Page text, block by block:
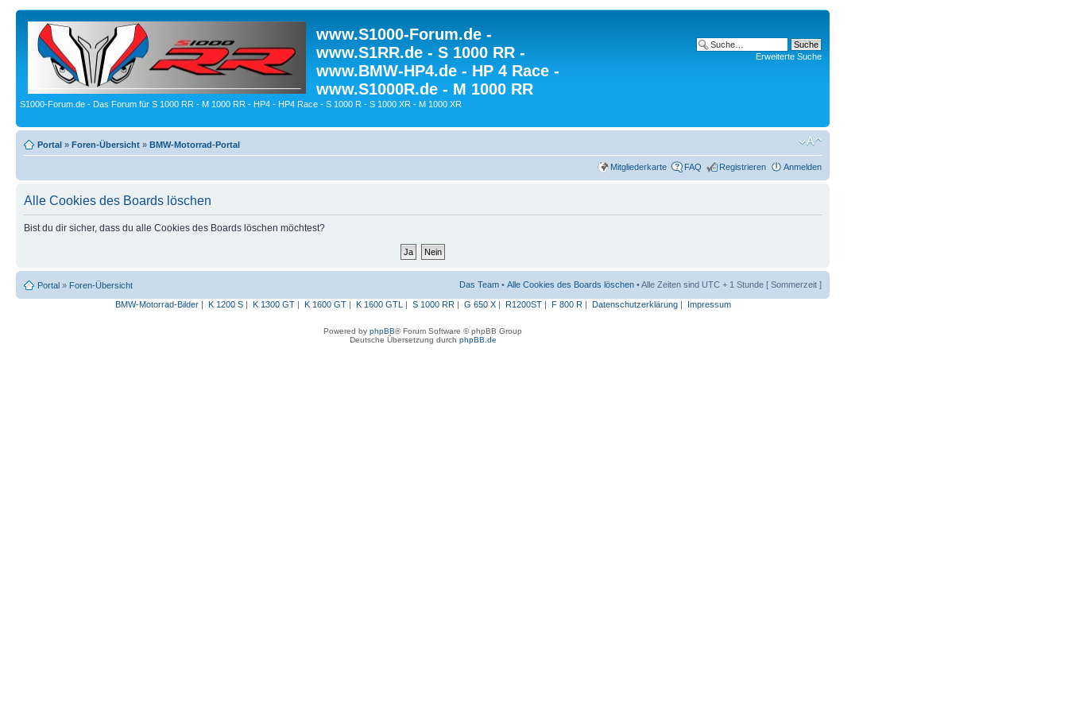
www.S1000-Forum.de -
www.S1RR.de - S 1000 RR -
www.BMW-HP4.de - HP 4 Race -
www.S1000R.de - M 1000 RR
S1000-Forum.de - Das Forum für S 1000 RR - M 1000 RR - HP4 - HP4 Race - S 1000 R - S 1000 XR - M 1000 XR
Erweiterte Suche
Portal » Foren-Übersicht » BMW-Motorrad-Portal
Mitgliederkarte FAQ Registrieren Anmelden
Alle Cookies des Boards löschen
Bist du dir sicher, dass du alle Cookies des Boards löschen möchtest?
Portal » Foren-Übersicht Das Team • Alle Cookies des Boards löschen • Alle Zeiten sind UTC + 1 Stunde [ Sommerzeit ]
BMW-Motorrad-Bilder| K 1200 S| K 1300 GT| K 1600 GT| K 1600 GTL | S 1000 RR | G 650 X| R1200ST| F 800 R | Datenschutzerklärung| Impressum
Powered by phpBB® Forum Software © phpBB Group
Deutsche Übersetzung durch phpBB.de